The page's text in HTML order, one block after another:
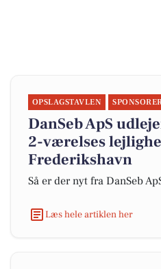
OPSLAGSTAVLEN
DanSeb ApS
2-værelses
Frederikshavn
Så er der nyt fra DanSeb
Læs hele artiklen her